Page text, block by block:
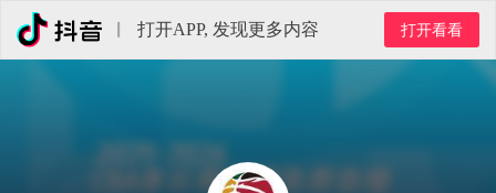
打开APP, 发现更多内容 打开看看